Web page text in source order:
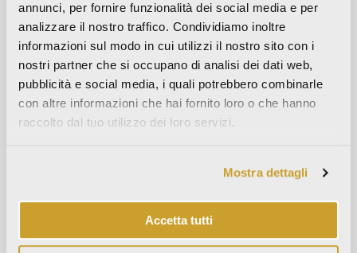
annunci, per fornire funzionalità dei social media e per
analizzare il nostro traffico. Condividiamo inoltre
informazioni sul modo in cui utilizzi il nostro sito con i
nostri partner che si occupano di analisi dei dati web,
pubblicità e social media, i quali potrebbero combinarle
con altre informazioni che hai fornito loro o che hanno
raccolto dal tuo utilizzo dei loro servizi.
Mostra dettagli
Accetta tutti
Settembre 2022
Marzo 2022
Ottobre 2021
Settembre 2021
Agosto 2021
Dicembre 2020
Novembre 2019